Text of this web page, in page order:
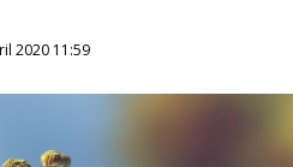
2020 11:59